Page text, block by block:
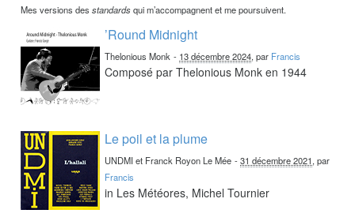
Mes versions desstandardsqui m’accompagnent et me poursuivent.
’Round Midnight
Thelonious Monk - 13 décembre 2024, par Francis
Composé par Thelonious Monk en 1944
Le poil et la plume
UNDMI et Franck Royon Le Mée -31 décembre 2021, par
Francis
in Les Météores, Michel Tournier